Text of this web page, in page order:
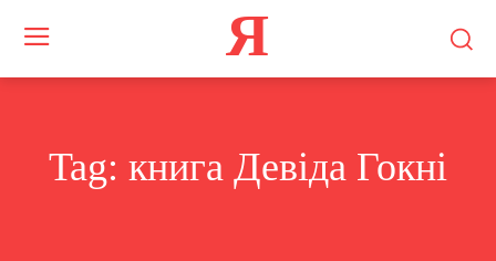
Я
Tag: книга Девіда Гокні